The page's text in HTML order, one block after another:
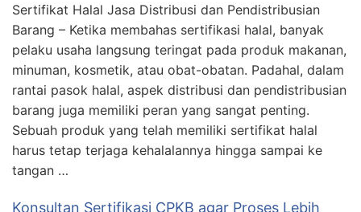
Sertifikat Halal Jasa Distribusi dan Pendistribusian
Barang – Ketika membahas sertifikasi halal, banyak
pelaku usaha langsung teringat pada produk makanan,
minuman, kosmetik, atau obat-obatan. Padahal, dalam
rantai pasok halal, aspek distribusi dan pendistribusian
barang juga memiliki peran yang sangat penting.
Sebuah produk yang telah memiliki sertifikat halal
harus tetap terjaga kehalalannya hingga sampai ke
tangan …
Konsultan Sertifikasi CPKB agar Proses Lebih